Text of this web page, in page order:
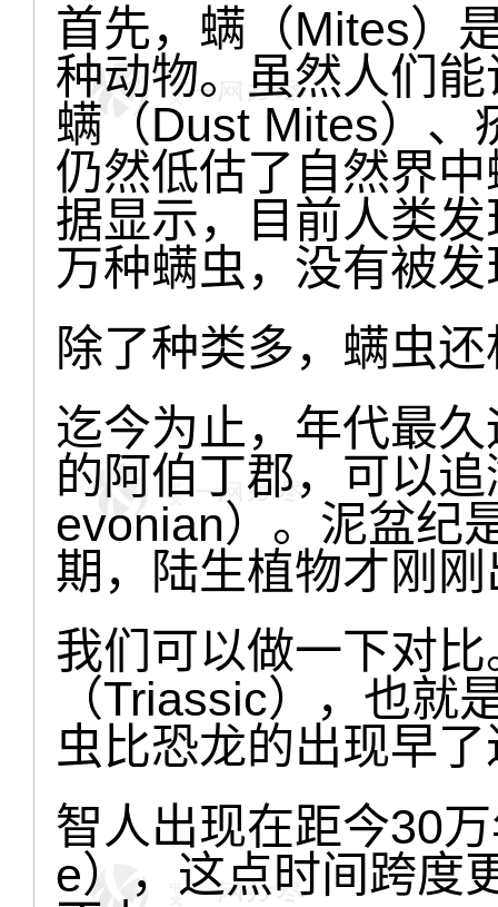
首先，螨（Mites）
种动物。虽然人们
螨（Dust Mites）、
仍然低估了自然界
据显示，目前人类
万种螨虫，没有被
除了种类多，螨虫
迄今为止，年代最
的阿伯丁郡，可以
evonian）。泥盆纪
期，陆生植物才刚
我们可以做一下对
（Triassic），也就
虫比恐龙的出现早
智人出现在距今30
e），这点时间跨度